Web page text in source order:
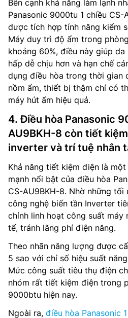
Bên cạnh khả năng làm lạnh
Panasonic 9000tu 1 chiều CS-
được tích hợp tính năng kiểm
Máy duy trì độ ẩm trong
khoảng 60%, điều này giúp
hấp dễ chịu hơn và hạn chế
dụng điều hòa trong thời gian
nồm ẩm, thiết bị thậm chí có
máy hút ẩm hiệu quả.
4. Điều hòa Panasonic
AU9BKH-8 còn tiết
inverter và trí tuệ nhân
Khả năng tiết kiệm điện là
mạnh nổi bật của điều hòa
CS-AU9BKH-8. Nhờ những
công nghệ biến tần Inverter
chỉnh linh hoạt công suất máy
tế, tránh lãng phí điện năng.
Theo nhãn năng lượng được
5 sao với chỉ số hiệu suất
Mức công suất tiêu thụ điện
nhóm rất tiết kiệm điện trong
9000btu hiện nay.
Ngoài ra, điều hòa Panasonic